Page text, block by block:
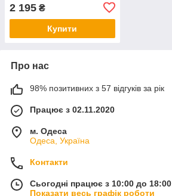
блискавці гіпоалергенна
2 195 ₴
Купити
Про нас
98% позитивних з 57 відгуків за рік
Працює з 02.11.2020
м. Одеса
Одеса, Україна
Контакти
Сьогодні працює з 10:00 до 18:00
Показати весь графік роботи